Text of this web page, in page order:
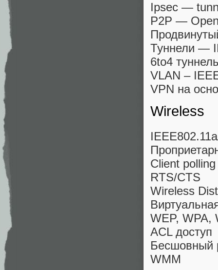
Ipsec —
P2P —
Туннели —
6to4
VLAN –
VPN на
Wireless
Client polling
RTS/CTS
Wireless
WEP, WPA,
ACL доступ
Бесшовный
WMM